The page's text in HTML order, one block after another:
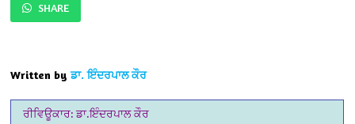
SHARE
Written by ਡਾ. ਇੰਦਰਪਾਲ ਕੌਰ
ਰੀਵਿਊਕਾਰ: ਡਾ.ਇੰਦਰਪਾਲ ਕੌਰ